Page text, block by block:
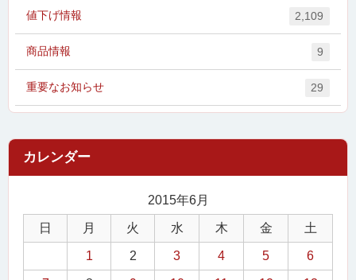
値下げ情報 2,109
商品情報 9
重要なお知らせ 29
2015年6月
日 月 火 水 木 金 土
1 2 3 4 5 6